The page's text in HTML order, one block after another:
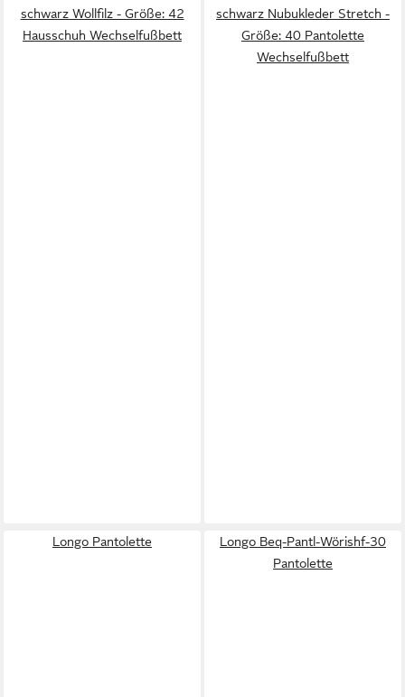
schwarz Wollfilz - Größe: 42
Hausschuh Wechselfußbett
schwarz Nubukleder Stretch -
Größe: 40 Pantolette
Wechselfußbett
Longo Pantolette
Longo Beq-Pantl-Wörishf-30
Pantolette